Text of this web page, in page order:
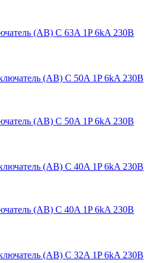
(АВ) C 63A 1P 6kA 230В
(АВ) C 50A 1P 6kA 230В
(АВ) C 40A 1P 6kA 230В